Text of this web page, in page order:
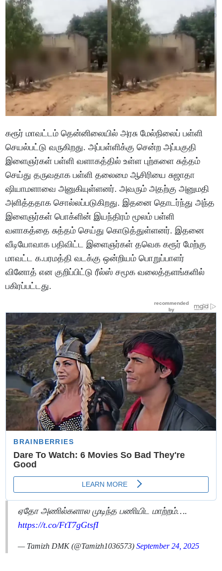
கரூர் மாவட்டம் தென்னிலையில் அரசு மேல்நிலைப் பள்ளி
செயல்பட்டு வருகிறது. அப்பள்ளிக்கு சென்ற அப்பகுதி
இளைஞர்கள் பள்ளி வளாகத்தில் உள்ள புற்களை சுத்தம்
செய்து தருவதாக பள்ளி தலைமை ஆசிரியை சுஜாதா
ஷியாமளாவை அனுகியுள்ளனர். அவரும் அதற்கு அனுமதி
அளித்ததாக சொல்லப்படுகிறது. இதனை தொடர்ந்து அந்த
இளைஞர்கள் பொக்ளின் இயந்திரம் மூலம் பள்ளி
வளாகத்தை சுத்தம் செய்து கொடுத்துள்ளனர். இதனை
வீடியோவாக பதிவிட்ட இளைஞர்கள் தவெக கரூர் மேற்கு
மாவட்ட க.பரமத்தி வடக்கு ஒன்றியம் பொறுப்பாளர்
வினோத் என குறிப்பிட்டு ரீல்ஸ் சமூக வலைத்தளங்களில்
பகிரப்பட்டது.
ஏதோ அணில்களால முடிந்த பணியிட மாற்றம்….
https://t.co/FtT7gGtsfI
— Tamizh DMK (@Tamizh1036573)September 24, 2025